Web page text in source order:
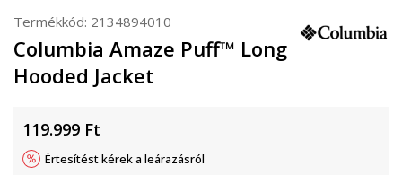
Termékkód: 2134894010
Columbia Amaze Puff™ Long
Hooded Jacket
119.999 Ft
Értesítést kérek a leárazásról